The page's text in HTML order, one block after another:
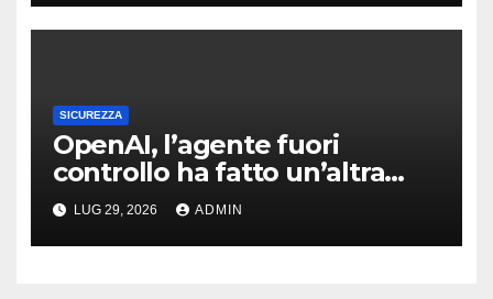
SICUREZZA
OpenAI, l’agente fuori
controllo ha fatto un’altra
vittima: spunta il retroscena
LUG 29, 2026 ADMIN